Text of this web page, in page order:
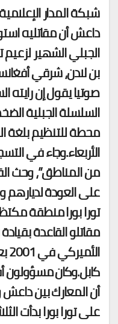
شبكة المدار
داعش أن مقاتليه
الجبلي الشهير لزعيم
بن لادن، شرقي
صوتيا يقول إن رايته
السلسلة الجبلية
محطة للتنظيم بلغة
الأربعاء.وجاء في
من المناطق”، وحث
على العودة لديارهم
تورا بورا منطقة
مقاتلو القاعدة
كابل.وكان مسؤولون
أن المعارك بين
على تورا بورا بدأت